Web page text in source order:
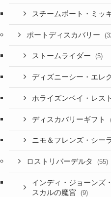
スチームボート・ミッ
ポートディスカバリー
ストームライダー (5)
ディズニーシー・エレ
ホライズンベイ・レス
ディスカバリーギフト
ニモ＆フレンズ・シー
ロストリバーデルタ (55)
インディ・ジョーンズ
スカルの魔宮
(9)